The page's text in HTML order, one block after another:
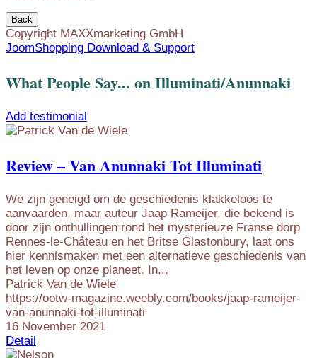
Copyright MAXXmarketing GmbH
JoomShopping Download & Support
What People Say... on Illuminati/Anunnaki
Add testimonial
Review – Van Anunnaki Tot Illuminati
We zijn geneigd om de geschiedenis klakkeloos te
aanvaarden, maar auteur Jaap Rameijer, die bekend is
door zijn onthullingen rond het mysterieuze Franse dorp
Rennes-le-Château en het Britse Glastonbury, laat ons
hier kennismaken met een alternatieve geschiedenis van
het leven op onze planeet. In...
Patrick Van de Wiele
https://ootw-magazine.weebly.com/books/jaap-rameijer-
van-anunnaki-tot-illuminati
16 November 2021
Detail